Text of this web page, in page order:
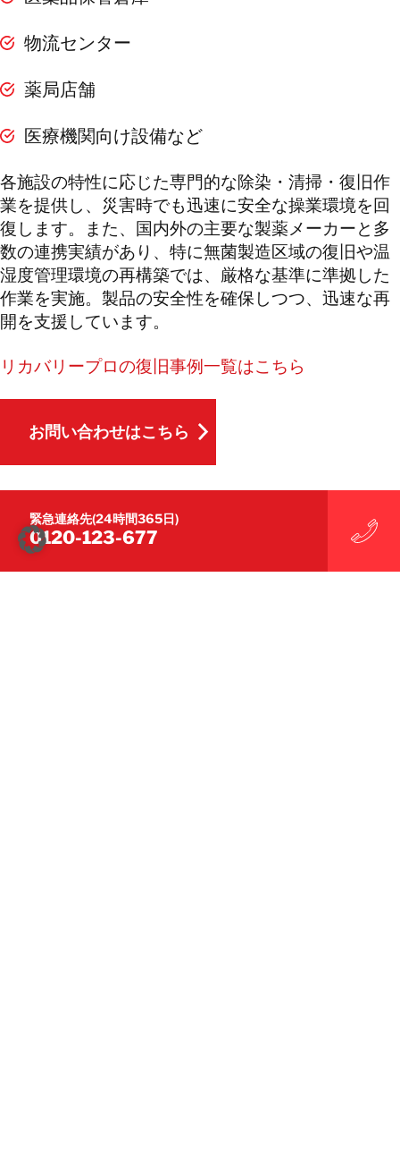
対応業種
物流センター
薬局店舗
医療機関向け設備など
各施設の特性に応じた専門的な除染・清掃・復旧作
業を提供し、災害時でも迅速に安全な操業環境を回
復します。また、国内外の主要な製薬メーカーと多
数の連携実績があり、特に無菌製造区域の復旧や温
湿度管理環境の再構築では、厳格な基準に準拠した
作業を実施。製品の安全性を確保しつつ、迅速な再
開を支援しています。
リカバリープロの復旧事例一覧はこちら
お問い合わせはこちら
緊急連絡先(24時間365日)
0120-123-677